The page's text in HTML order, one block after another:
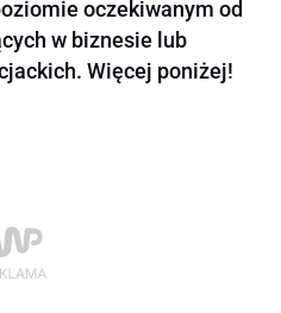
oczekiwanym od
w biznesie lub
Więcej poniżej!